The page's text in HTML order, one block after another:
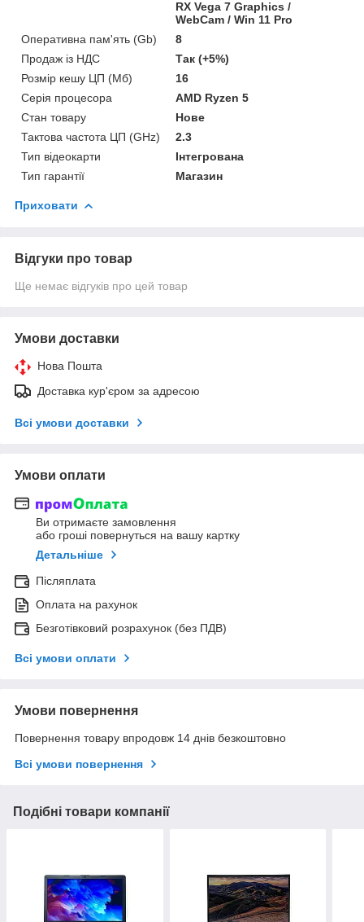
RX Vega 7 Graphics /
WebCam / Win 11 Pro
Оперативна пам'ять (Gb)
8
Продаж із НДС
Так (+5%)
Розмір кешу ЦП (Мб)
16
Серія процесора
AMD Ryzen 5
Стан товару
Нове
Тактова частота ЦП (GHz)
2.3
Тип відеокарти
Інтегрована
Тип гарантії
Магазин
Приховати
Відгуки про товар
Ще немає відгуків про цей товар
Умови доставки
Нова Пошта
Доставка кур'єром за адресою
Всі умови доставки
Умови оплати
Ви отримаєте замовлення
або гроші повернуться на вашу картку
Детальніше
Післяплата
Оплата на рахунок
Безготівковий розрахунок (без ПДВ)
Всі умови оплати
Умови повернення
Повернення товару впродовж 14 днів безкоштовно
Всі умови повернення
Подібні товари компанії